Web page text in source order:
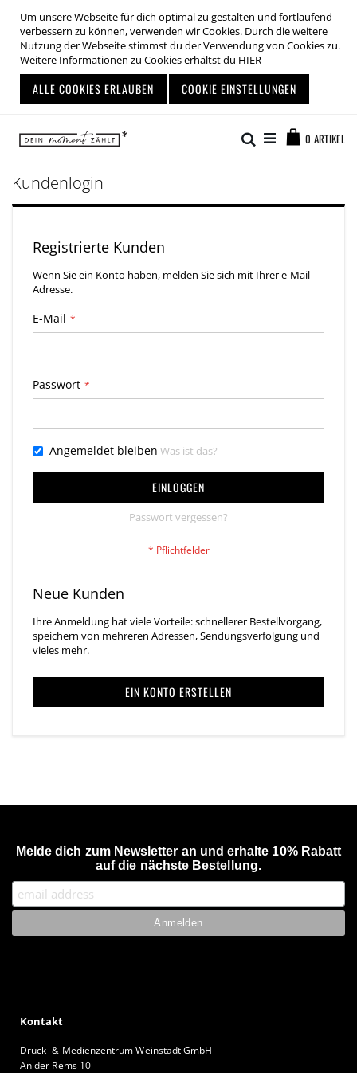
Um unsere Webseite für dich optimal zu gestalten und fortlaufend
verbessern zu können, verwenden wir Cookies. Durch die weitere
Nutzung der Webseite stimmst du der Verwendung von Cookies zu.
Weitere Informationen zu Cookies erhältst du HIER
ALLE COOKIES ERLAUBEN COOKIE EINSTELLUNGEN
Inhalt
springen
0 ARTIKEL
Suche
Kundenlogin
Registrierte Kunden
Wenn Sie ein Konto haben, melden Sie sich mit Ihrer e-Mail-
Adresse.
E-Mail
Passwort
Angemeldet bleiben Was ist das?
EINLOGGEN
Passwort vergessen?
Neue Kunden
Ihre Anmeldung hat viele Vorteile: schnellerer Bestellvorgang,
speichern von mehreren Adressen, Sendungsverfolgung und
vieles mehr.
EIN KONTO ERSTELLEN
Melde dich zum Newsletter an und erhalte 10% Rabatt
auf die nächste Bestellung.
Kontakt
Druck- & Medienzentrum Weinstadt GmbH
An der Rems 10